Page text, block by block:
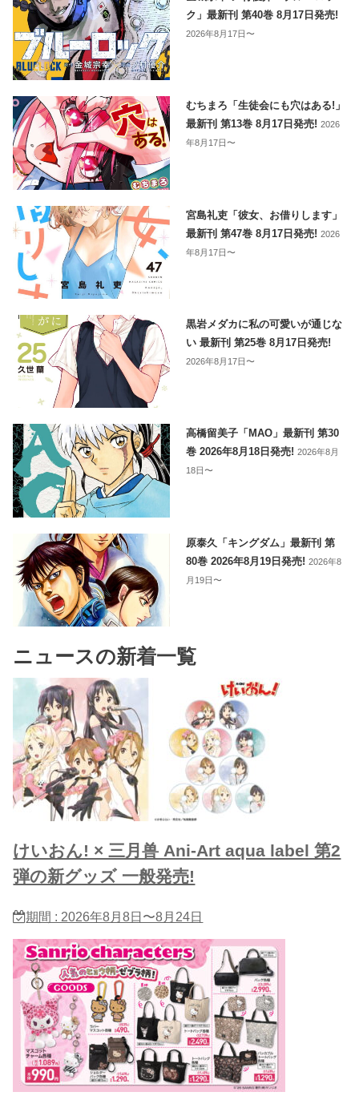
ク」最新刊 第40巻 8月17日発売!
2026年8月17日〜
むちまろ「生徒会にも穴はある!」
最新刊 第13巻 8月17日発売!2026
年8月17日〜
宮島礼吏「彼女、お借りします」
最新刊 第47巻 8月17日発売!2026
年8月17日〜
黒岩メダカに私の可愛いが通じな
い 最新刊 第25巻 8月17日発売!
2026年8月17日〜
高橋留美子「MAO」最新刊 第30
巻 2026年8月18日発売!2026年8月
18日〜
原泰久「キングダム」最新刊 第
80巻 2026年8月19日発売!2026年8
月19日〜
ニュースの新着一覧
けいおん! × 三月兽 Ani-Art aqua label 第2
弾の新グッズ 一般発売!
期間 : 2026年8月8日〜8月24日